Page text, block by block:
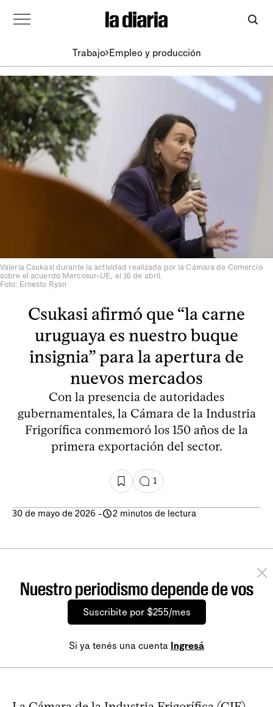
Trabajo Empleo y producción
Valeria Csukasi durante la actividad realizada por la Cámara de Comercio
sobre el acuerdo Mercosur-UE, el 16 de abril.
Foto: Ernesto Ryan
Csukasi afirmó que “la carne
uruguaya es nuestro buque
insignia” para la apertura de
nuevos mercados
Con la presencia de autoridades
gubernamentales, la Cámara de la Industria
Frigorífica conmemoró los 150 años de la
primera exportación del sector.
1
30 de mayo de 2026 - 2 minutos de lectura
Nuestro periodismo depende de vos
Suscribite por $255/mes
Si ya tenés una cuenta Ingresá